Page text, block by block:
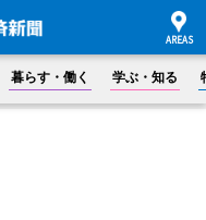
暮らす・働く 学ぶ・知る